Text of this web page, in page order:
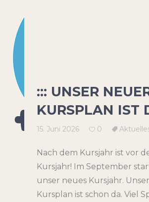
::: UNSER
KURSPLAN IST
15. Juni 2026 0
Nach dem Kursjahr ist vor
Kursjahr! Im September
unser neues Kursjahr. Unser
Kursplan ist schon da. Viel